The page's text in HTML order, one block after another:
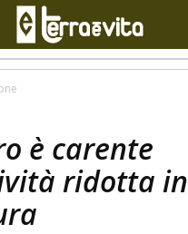
è carente
ridotta in